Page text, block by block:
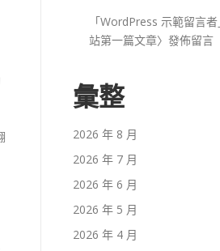
「WordPress 示範留言者
站第一篇文章〉發佈留言
彙整
2026 年 8 月
2026 年 7 月
2026 年 6 月
2026 年 5 月
2026 年 4 月